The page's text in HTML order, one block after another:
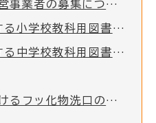
紋別市学生寮管理運営事業者の募集について
令和6年度から使用する小学校教科用図書の採択結果について
令和7年度から使用する中学校教科用図書の採択結果について
紋別市立小学校におけるフッ化物洗口の実施について